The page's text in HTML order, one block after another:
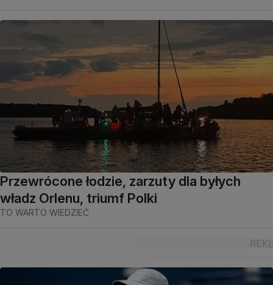
Przewrócone łodzie, zarzuty dla byłych
władz Orlenu, triumf Polki
TO WARTO WIEDZIEĆ